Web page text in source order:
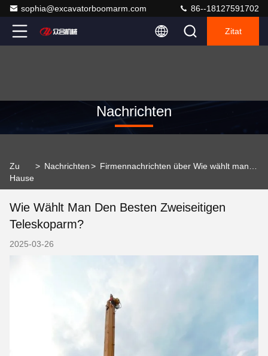
sophia@excavatorboomarm.com 86--18127591702
Zitat
Nachrichten
Zu
Hause
> Nachrichten>
Wie Wählt Man Den Besten Zweiseitigen
Teleskoparm?
2025-03-26